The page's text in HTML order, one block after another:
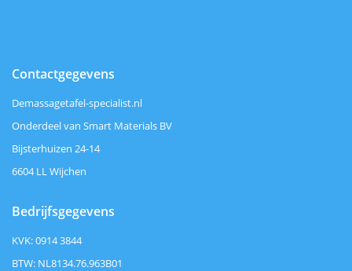
Contactgegevens
Demassagetafel-specialist.nl
Onderdeel van Smart Materials BV
Bijsterhuizen 24-14
6604 LL Wijchen
Bedrijfsgegevens
KVK: 0914 3844
BTW: NL8134.76.963B01